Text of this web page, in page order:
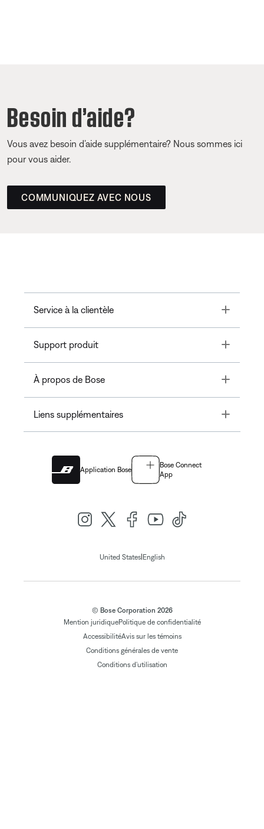
Besoin d’aide?
Vous avez besoin d’aide supplémentaire? Nous sommes ici
pour vous aider.
COMMUNIQUEZ AVEC NOUS
Service à la clientèle Toggle
Support produit Toggle
À propos de Bose Toggle
Liens supplémentaires Toggle
Application Bose
Bose Connect
App
United States| English
© Bose Corporation 2026
Mention juridiquePolitique de confidentialité
AccessibilitéAvis sur les témoins
Conditions générales de vente
Conditions d'utilisation